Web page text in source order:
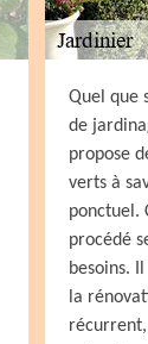
Quel que
de
propose
verts à
ponctuel.
procédé
besoins.
la